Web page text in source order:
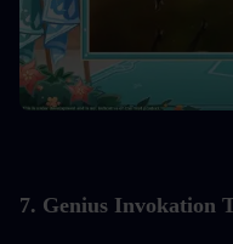
7. Genius Invokation